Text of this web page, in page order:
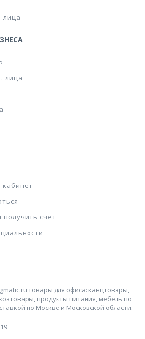
лица
лица
кабинет
получить счет
товары для офиса: канцтовары,
продукты питания, мебель по
по Москве и Московской области.